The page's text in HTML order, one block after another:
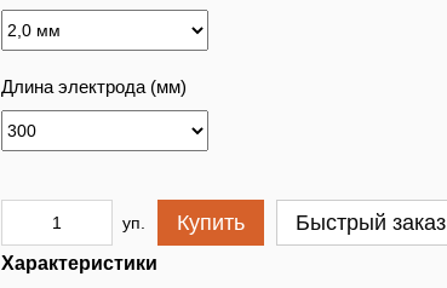
Длина электрода (мм)
уп. Купить Быстрый заказ
Характеристики